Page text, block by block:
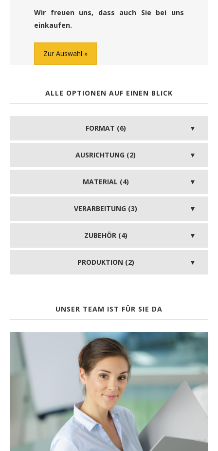
Wir freuen uns, dass auch Sie bei uns
einkaufen.
Zur Auswahl
ALLE OPTIONEN AUF EINEN BLICK
FORMAT (6)
AUSRICHTUNG (2)
MATERIAL (4)
VERARBEITUNG (3)
ZUBEHÖR (4)
PRODUKTION (2)
UNSER TEAM IST FÜR SIE DA